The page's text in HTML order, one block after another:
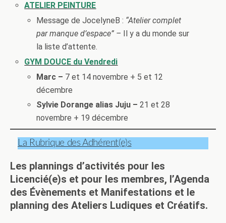
ATELIER PEINTURE
Message de JocelyneB : “Atelier complet
par manque d’espace” – Il y a du monde sur
la liste d’attente.
GYM DOUCE du Vendredi
Marc – 7 et 14 novembre + 5 et 12
décembre
Sylvie Dorange alias Juju – 21 et 28
novembre + 19 décembre
La Rubrique des Adhérent(e)s
Les plannings d’activités pour les
Licencié(e)s et pour les membres, l’Agenda
des Évènements et Manifestations et le
planning des Ateliers Ludiques et Créatifs.